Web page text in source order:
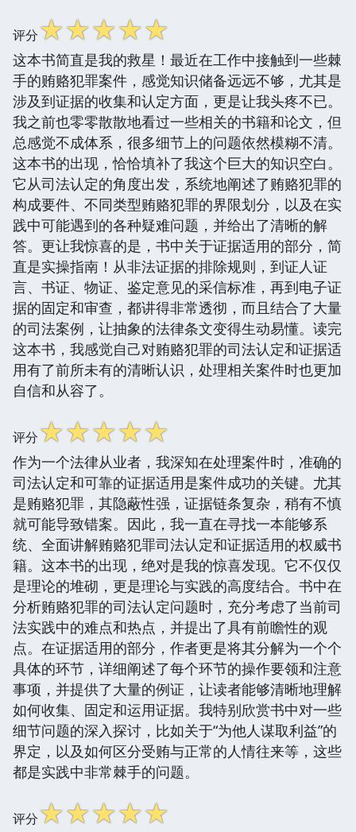
评分☆☆☆☆☆
这本书简直是我的救星！最近在工作中接触到一些棘
手的贿赂犯罪案件，感觉知识储备远远不够，尤其是
涉及到证据的收集和认定方面，更是让我头疼不已。
我之前也零零散散地看过一些相关的书籍和论文，但
总感觉不成体系，很多细节上的问题依然模糊不清。
这本书的出现，恰恰填补了我这个巨大的知识空白。
它从司法认定的角度出发，系统地阐述了贿赂犯罪的
构成要件、不同类型贿赂犯罪的界限划分，以及在实
践中可能遇到的各种疑难问题，并给出了清晰的解
答。更让我惊喜的是，书中关于证据适用的部分，简
直是实操指南！从非法证据的排除规则，到证人证
言、书证、物证、鉴定意见的采信标准，再到电子证
据的固定和审查，都讲得非常透彻，而且结合了大量
的司法案例，让抽象的法律条文变得生动易懂。读完
这本书，我感觉自己对贿赂犯罪的司法认定和证据适
用有了前所未有的清晰认识，处理相关案件时也更加
自信和从容了。
评分☆☆☆☆☆
作为一个法律从业者，我深知在处理案件时，准确的
司法认定和可靠的证据适用是案件成功的关键。尤其
是贿赂犯罪，其隐蔽性强，证据链条复杂，稍有不慎
就可能导致错案。因此，我一直在寻找一本能够系
统、全面讲解贿赂犯罪司法认定和证据适用的权威书
籍。这本书的出现，绝对是我的惊喜发现。它不仅仅
是理论的堆砌，更是理论与实践的高度结合。书中在
分析贿赂犯罪的司法认定问题时，充分考虑了当前司
法实践中的难点和热点，并提出了具有前瞻性的观
点。在证据适用的部分，作者更是将其分解为一个个
具体的环节，详细阐述了每个环节的操作要领和注意
事项，并提供了大量的例证，让读者能够清晰地理解
如何收集、固定和运用证据。我特别欣赏书中对一些
细节问题的深入探讨，比如关于“为他人谋取利益”的
界定，以及如何区分受贿与正常的人情往来等，这些
都是实践中非常棘手的问题。
评分☆☆☆☆☆